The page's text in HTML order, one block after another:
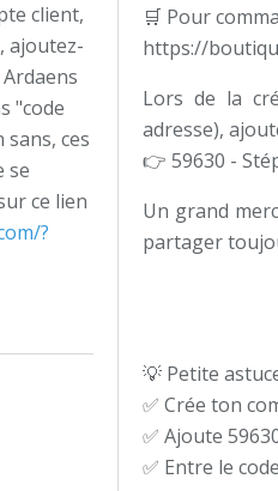
🛒 Pour
https://
Lors de la
adresse),
👉 59630 -
Un grand
partager
💡 Petite
✅ Crée ton
✅ Ajoute
✅ Entre le
client,
ajoutez-
"code
ces
se
ce lien
?